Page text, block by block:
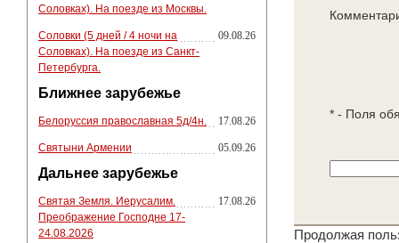
Соловках). На поезде из Москвы.
Соловки (5 дней / 4 ночи на
Соловках). На поезде из Санкт-
Петербурга.
09.08.26
Ближнее зарубежье
Белоруссия православная 5д/4н. 17.08.26
Святыни Армении 05.09.26
Дальнее зарубежье
Святая Земля. Иерусалим.
Преображение Господне 17-
24.08.2026
17.08.26
* - Поля
Продолжая